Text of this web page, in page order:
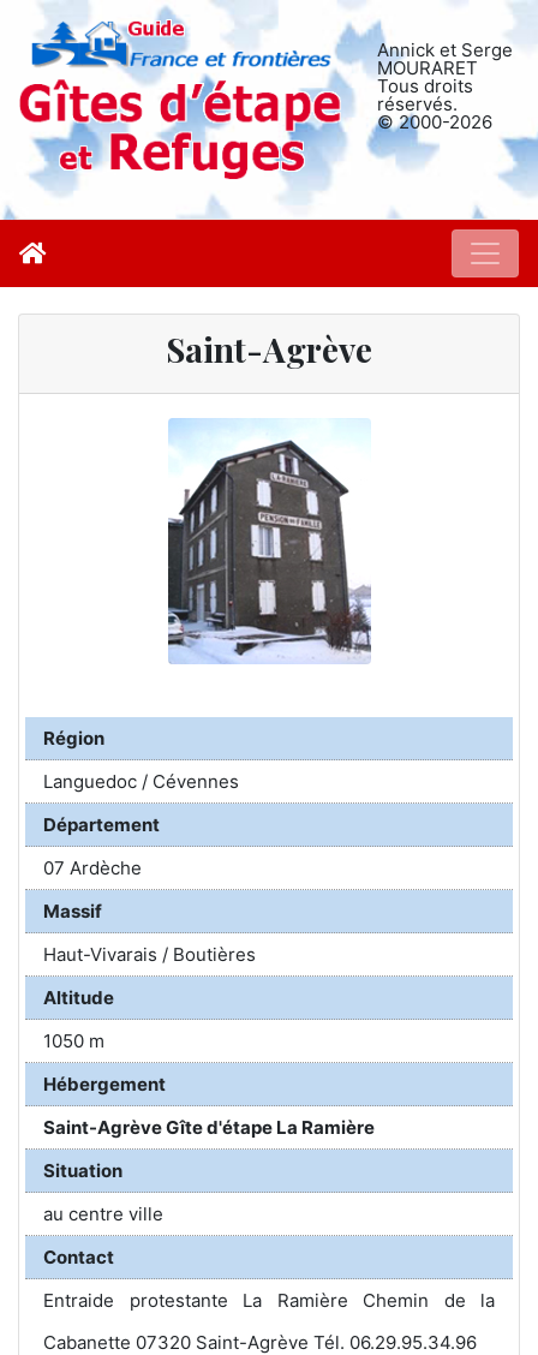
Annick et Serge
MOURARET
Tous droits
réservés.
© 2000-2026
Saint-Agrève
Région
Languedoc / Cévennes
Département
07 Ardèche
Massif
Haut-Vivarais / Boutières
Altitude
1050 m
Hébergement
Saint-Agrève Gîte d'étape La Ramière
Situation
au centre ville
Contact
Entraide protestante La Ramière Chemin de la
Cabanette 07320 Saint-Agrève Tél. 06.29.95.34.96